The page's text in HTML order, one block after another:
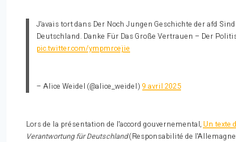
J'avais tort dans Der Noch Jungen Geschichte der afd
Deutschland. Danke Für Das Große Vertrauen – Der
pic.twitter.com/ympmrcejie
– Alice Weidel (@alice_weidel) 9 avril 2025
Lors de la présentation de l'accord gouvernemental, Un texte
Verantwortung für Deutschland (Responsabilité de